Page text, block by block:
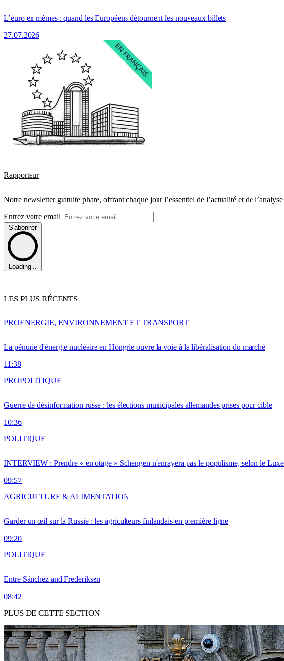
L’euro en mèmes : quand les Européens détournent les nouveaux billets
27.07.2026
Rapporteur
Notre newsletter gratuite phare, offrant chaque jour l’essentiel de l’actualité et de
Entrez votre email
S'abonner
Loading...
LES PLUS RÉCENTS
La pénurie d'énergie nucléaire en Hongrie ouvre la voie à la libéralisation du marché
11:38
PROENERGIE, ENVIRONNEMENT ET TRANSPORT
Guerre de désinformation russe : les élections municipales allemandes prises pour cible
10:36
PROPOLITIQUE
INTERVIEW : Prendre « en otage » Schengen n'enrayera pas le populisme, selon le
09:57
POLITIQUE
Garder un œil sur la Russie : les agriculteurs finlandais en première ligne
09:20
AGRICULTURE & ALIMENTATION
Entre Sánchez and Frederiksen
08:42
POLITIQUE
PLUS DE CETTE SECTION